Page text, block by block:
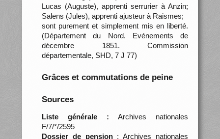
Lucas (Auguste), apprenti serrurier à Anzin;
Salens (Jules), apprenti ajusteur à Raismes;
sont purement et simplement mis en liberté.
(Département du Nord. Evénements de
décembre 1851. Commission
départementale, SHD, 7 J 77)
Grâces et commutations de peine
Sources
Liste générale : Archives nationales
F/7/*/2595
Dossier de pension: Archives nationales